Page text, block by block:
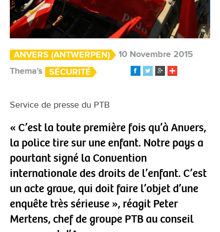
ANVERS (ANTWERPEN)
10 Novembre 2015
Thema's
SÉCURITÉ
Service de presse du PTB
« C’est la toute première fois qu’à Anvers,
la police tire sur une enfant. Notre pays a
pourtant signé la Convention
internationale des droits de l’enfant. C’est
un acte grave, qui doit faire l’objet d’une
enquête très sérieuse », réagit Peter
Mertens, chef de groupe PTB au conseil